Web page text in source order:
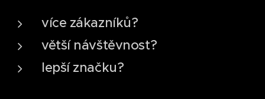
více zákazníků?
větší návštěvnost?
lepší značku?